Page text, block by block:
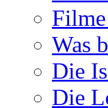
Was
Die
Die